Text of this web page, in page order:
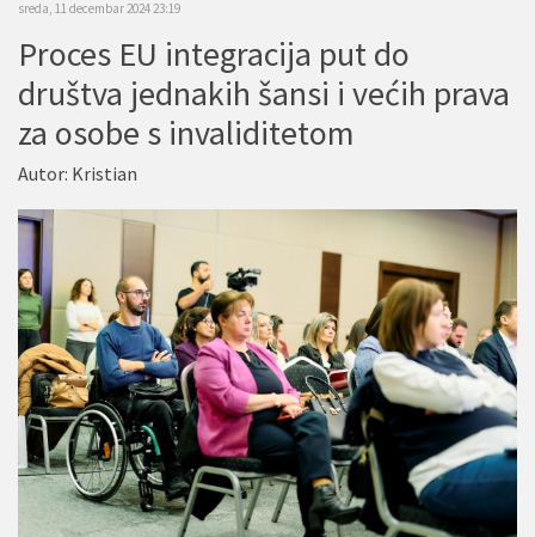
sreda, 11 decembar 2024 23:19
Proces EU integracija put do
društva jednakih šansi i većih prava
za osobe s invaliditetom
Autor: Kristian